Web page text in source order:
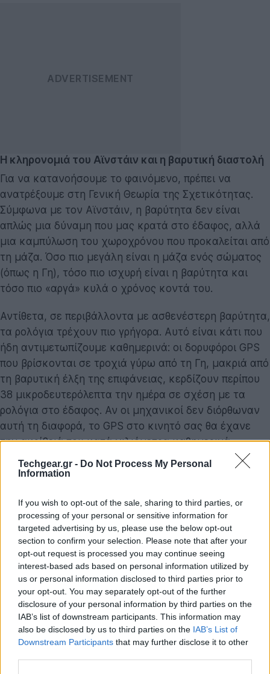
Techgear.gr - Do Not Process My Personal
Information
If you wish to opt-out of the sale, sharing to third parties, or
processing of your personal or sensitive information for
targeted advertising by us, please use the below opt-out
section to confirm your selection. Please note that after your
opt-out request is processed you may continue seeing
interest-based ads based on personal information utilized by
us or personal information disclosed to third parties prior to
your opt-out. You may separately opt-out of the further
disclosure of your personal information by third parties on the
IAB’s list of downstream participants. This information may
also be disclosed by us to third parties on the IAB’s List of
Downstream Participants that may further disclose it to other
Η κληρονομιά του Αϊνστάιν και η βαρυτική διαστολή
Για να κατανοήσουμε το φαινόμενο, πρέπει να
ανατρέξουμε στη Γενική Θεωρία της Σχετικότητας.
Σύμφωνα με τον Αϊνστάιν, η βαρύτητα δεν είναι
απλώς μια δύναμη που μας κρατά στο έδαφος, αλλά
μια καμπύλωση του χωροχρόνου που προκαλείται από
τη μάζα. Όσο πιο μεγάλη είναι η μάζα ενός σώματος
(όπως η Γη), τόσο πιο ισχυρή είναι η βαρύτητα και
τόσο πιο «αργά» κυλά ο χρόνος κοντά του.
Αντίθετα, σε περιβάλλοντα με ασθενέστερη βαρύτητα,
τα ρολόγια τρέχουν πιο γρήγορα. Αυτό είναι κάτι που
ήδη αντιμετωπίζουμε καθημερινά: οι δορυφόροι GPS
που βρίσκονται σε τροχιά γύρω από τη Γη, μακριά από
τη βαρυτική έλξη της επιφάνειας, κερδίζουν περίπου
38 μικροδευτερόλεπτα την ημέρα σε σχέση με τα
ρολόγια στο έδαφος. Αν οι μηχανικοί δεν διόρθωναν
αυτή τη διαφορά, το GPS στο κινητό σας θα έχανε
την ακρίβειά του κατά χιλιόμετρα καθημερινά.
Ο μαγικός αριθμός: 477 μικροδευτερόλεπτα
Κόκκινος Πλανήτης έχει σημαντικά μικρότερη μάζα
από τη Γη (περίπου το ένα δέκατο), που σημαίνει
ασθενέστερη βαρύτητα στην επιφάνειά του. Επιπλέον,
βρίσκεται πιο μακριά από τον Ήλιο, δεχόμενος
λιγότερη βαρυτική επίδραση και από το άστρο μας.
Σύμφωνα λοιπόν με τουςερευνητές Neil Ashby και
Bijunath Patla, ο συνδυασμός αυτών των παραγόντων
οδηγεί σε ένα εντυπωσιακό αποτέλεσμα:Τα ρολόγια
στον Άρη τρέχουν κατά μέσο όρο 477